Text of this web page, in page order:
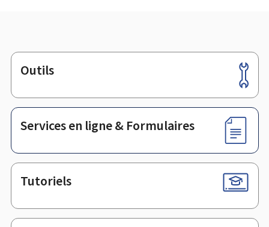
Pied
de
page
Outils
Services en ligne & Formulaires
Tutoriels